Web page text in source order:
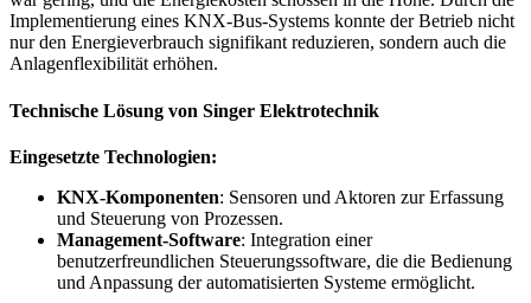
Implementierung eines KNX-Bus-Systems konnte der Betrieb nicht
nur den Energieverbrauch signifikant reduzieren, sondern auch die
Anlagenflexibilität erhöhen.
Technische Lösung von Singer Elektrotechnik
Eingesetzte Technologien:
KNX-Komponenten: Sensoren und Aktoren zur Erfassung
und Steuerung von Prozessen.
Management-Software: Integration einer
benutzerfreundlichen Steuerungssoftware, die die Bedienung
und Anpassung der automatisierten Systeme ermöglicht.